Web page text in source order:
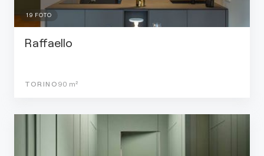
19 FOTO
Raffaello
TORINO 90 m²